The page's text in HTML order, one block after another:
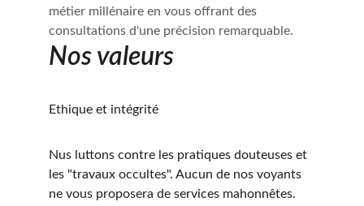
métier millénaire en vous offrant des
consultations d'une précision remarquable.
Nos valeurs
Ethique et intégrité
Nus luttons contre les pratiques douteuses et
les "travaux occultes". Aucun de nos voyants
ne vous proposera de services mahonnêtes.